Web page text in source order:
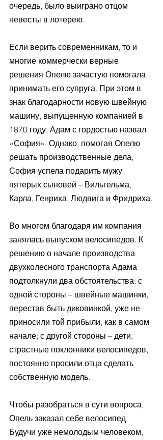
очередь, было выиграно отцом
невесты в лотерею.
Если верить современникам, то и
многие коммерчески верные
решения Опелю зачастую помогала
принимать его супруга. При этом в
знак благодарности новую швейную
машину, выпущенную компанией в
1870 году, Адам с гордостью назвал
«София». Однако, помогая Опелю
решать производственные дела,
София успела подарить мужу
пятерых сыновей – Вильгельма,
Карла, Генриха, Людвига и Фридриха.
Во многом благодаря им компания
занялась выпуском велосипедов. К
решению о начале производства
двухколесного транспорта Адама
подтолкнули два обстоятельства: с
одной стороны – швейные машинки,
перестав быть диковинкой, уже не
приносили той прибыли, как в самом
начале; с другой стороны – дети,
страстные поклонники велосипедов,
постоянно просили отца сделать
собственную модель.
Чтобы разобраться в сути вопроса,
Опель заказал себе велосипед.
Будучи уже немолодым человеком,